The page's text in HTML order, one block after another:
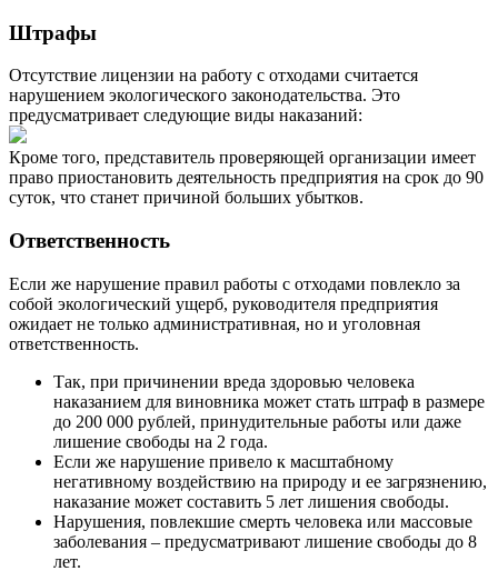
Штрафы
Отсутствие лицензии на работу с отходами считается
нарушением экологического законодательства. Это
предусматривает следующие виды наказаний:
Кроме того, представитель проверяющей организации имеет
право приостановить деятельность предприятия на срок до 90
суток, что станет причиной больших убытков.
Ответственность
Если же нарушение правил работы с отходами повлекло за
собой экологический ущерб, руководителя предприятия
ожидает не только административная, но и уголовная
ответственность.
Так, при причинении вреда здоровью человека
наказанием для виновника может стать штраф в размере
до 200 000 рублей, принудительные работы или даже
лишение свободы на 2 года.
Если же нарушение привело к масштабному
негативному воздействию на природу и ее загрязнению,
наказание может составить 5 лет лишения свободы.
Нарушения, повлекшие смерть человека или массовые
заболевания – предусматривают лишение свободы до 8
лет.